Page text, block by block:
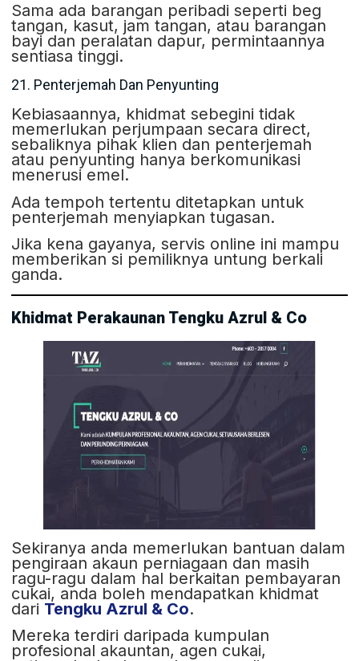
Sama ada barangan peribadi seperti beg
tangan, kasut, jam tangan, atau barangan
bayi dan peralatan dapur, permintaannya
sentiasa tinggi.
21. Penterjemah Dan Penyunting
Kebiasaannya, khidmat sebegini tidak
memerlukan perjumpaan secara direct,
sebaliknya pihak klien dan penterjemah
atau penyunting hanya berkomunikasi
menerusi emel.
Ada tempoh tertentu ditetapkan untuk
penterjemah menyiapkan tugasan.
Jika kena gayanya, servis online ini mampu
memberikan si pemiliknya untung berkali
ganda.
Khidmat Perakaunan Tengku Azrul & Co
Sekiranya anda memerlukan bantuan dalam
pengiraan akaun perniagaan dan masih
ragu-ragu dalam hal berkaitan pembayaran
cukai, anda boleh mendapatkan khidmat
dari Tengku Azrul & Co.
Mereka terdiri daripada kumpulan
profesional akauntan, agen cukai,